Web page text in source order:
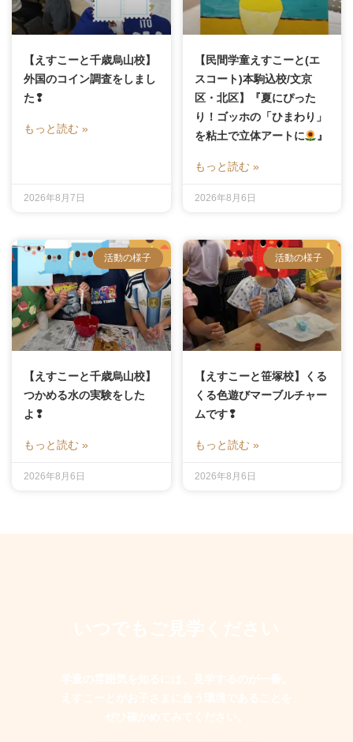
【えすこーと千歳烏山校】
外国のコイン調査をしまし
た❢
もっと読む »
2026年8月7日
【民間学童えすこーと(エ
スコート)本駒込校/文京
区・北区】『夏にぴった
り！ゴッホの「ひまわり」
を粘土で立体アートに
』
もっと読む »
2026年8月6日
活動の様子
【えすこーと千歳烏山校】
つかめる水の実験をした
よ❢
もっと読む »
2026年8月6日
活動の様子
【えすこーと笹塚校】くる
くる色遊びマーブルチャー
ムです❢
もっと読む »
2026年8月6日